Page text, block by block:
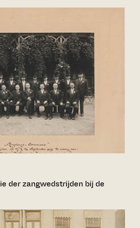
der zangwedstrijden bij de